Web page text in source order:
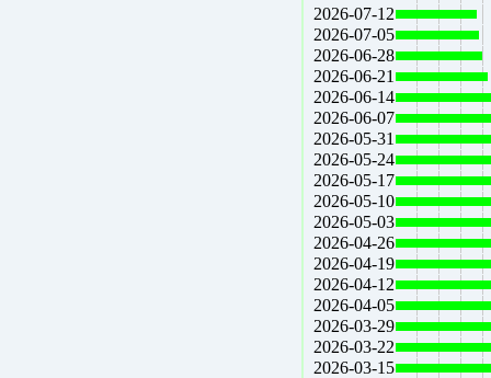
2026-07-12
2026-07-05
2026-06-28
2026-06-21
2026-06-14
2026-06-07
2026-05-31
2026-05-24
2026-05-17
2026-05-10
2026-05-03
2026-04-26
2026-04-19
2026-04-12
2026-04-05
2026-03-29
2026-03-22
2026-03-15